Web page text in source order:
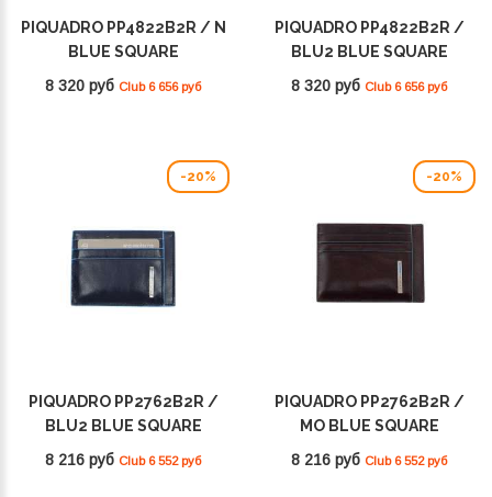
PIQUADRO PP4822B2R / N
BLUE SQUARE
8 320 руб Club 6 656 руб
PIQUADRO PP4822B2R /
BLU2 BLUE SQUARE
8 320 руб Club 6 656 руб
-20%
PIQUADRO PP2762B2R /
BLU2 BLUE SQUARE
8 216 руб Club 6 552 руб
-20%
PIQUADRO PP2762B2R /
MO BLUE SQUARE
8 216 руб Club 6 552 руб